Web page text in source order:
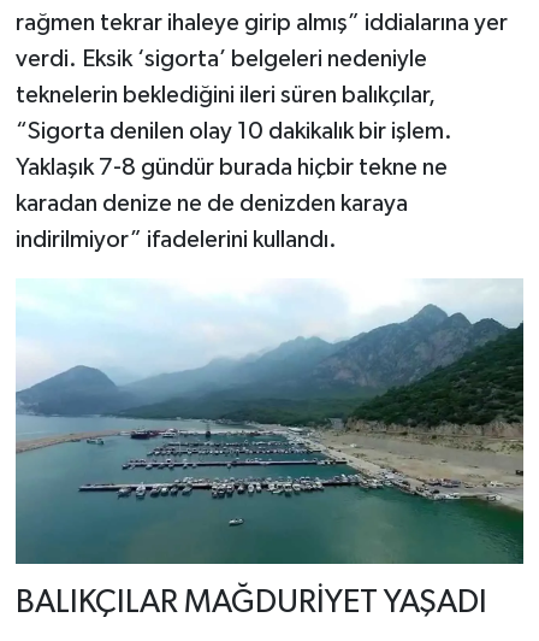
rağmen tekrar ihaleye girip almış” iddialarına yer
verdi. Eksik ‘sigorta’ belgeleri nedeniyle
teknelerin beklediğini ileri süren balıkçılar,
“Sigorta denilen olay 10 dakikalık bir işlem.
Yaklaşık 7-8 gündür burada hiçbir tekne ne
karadan denize ne de denizden karaya
indirilmiyor” ifadelerini kullandı.
BALIKÇILAR MAĞDURİYET YAŞADI